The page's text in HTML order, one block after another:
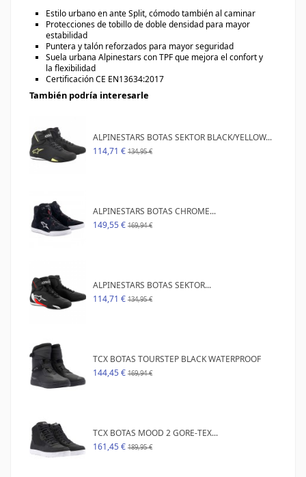
Estilo urbano enante Split, cómodo también al caminar
Protecciones de tobillo de doble densidad para mayor
estabilidad
Puntera y talón reforzados para mayor seguridad
Suela urbana Alpinestars con TPFque mejora el confort y
la flexibilidad
Certificación CE EN13634:2017
También podría interesarle
ALPINESTARS BOTAS SEKTOR BLACK/YELLOW...
114,71 € 134,95 €
ALPINESTARS BOTAS CHROME...
149,55 € 169,94 €
ALPINESTARS BOTAS SEKTOR...
114,71 € 134,95 €
TCX BOTAS TOURSTEP BLACK WATERPROOF
144,45 € 169,94 €
TCX BOTAS MOOD 2 GORE-TEX...
161,45 € 189,95 €